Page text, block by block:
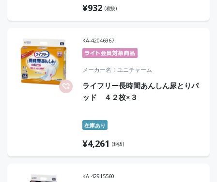
¥932 (税抜)
KA-42046967
メーカー名 ユニチャーム
ライフリー長時間あんしん尿とりパ
ッド ４２枚×３
在庫あり
¥4,261 (税抜)
KA-42915560